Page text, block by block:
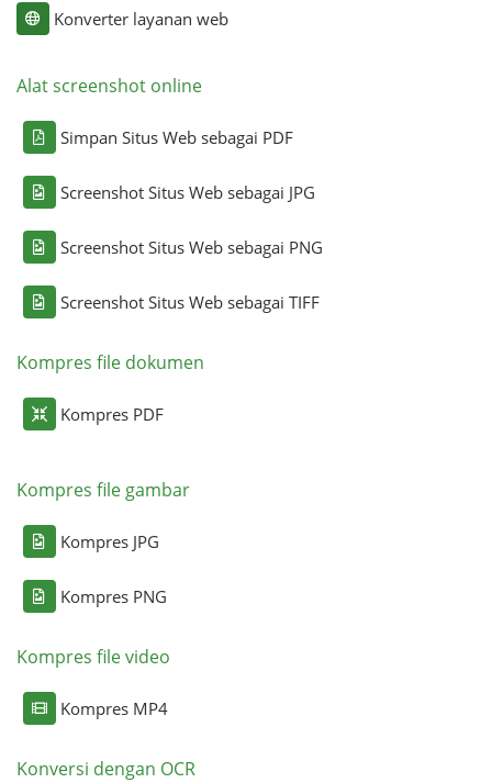
Konverter layanan web
Alat screenshot online
Simpan Situs Web sebagai PDF
Screenshot Situs Web sebagai JPG
Screenshot Situs Web sebagai PNG
Screenshot Situs Web sebagai TIFF
Kompres file dokumen
Kompres PDF
Kompres file gambar
Kompres JPG
Kompres PNG
Kompres file video
Kompres MP4
Konversi dengan OCR